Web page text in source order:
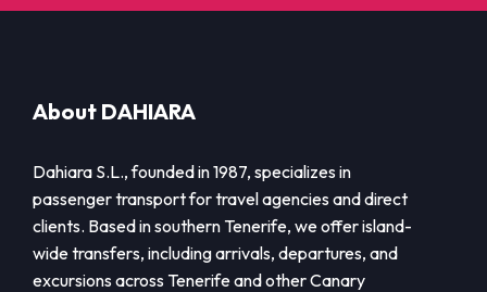
About DAHIARA
Dahiara S.L., founded in 1987, specializes in
passenger transport for travel agencies and direct
clients. Based in southern Tenerife, we offer island-
wide transfers, including arrivals, departures, and
excursions across Tenerife and other Canary